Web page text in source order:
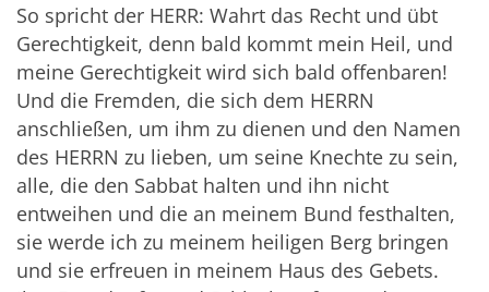
So spricht der HERR: Wahrt das Recht und übt
Gerechtigkeit, denn bald kommt mein Heil, und
meine Gerechtigkeit wird sich bald offenbaren!
Und die Fremden, die sich dem HERRN
anschließen, um ihm zu dienen und den Namen
des HERRN zu lieben, um seine Knechte zu sein,
alle, die den Sabbat halten und ihn nicht
entweihen und die an meinem Bund festhalten,
sie werde ich zu meinem heiligen Berg bringen
und sie erfreuen in meinem Haus des Gebets.